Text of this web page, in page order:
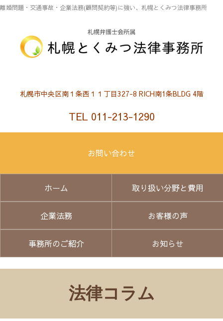
離婚問題・交通事故・企業法務(顧問契約等)に強い、札幌とくみつ法律事務所
札幌市中央区南１条西１１丁目327-8 RICH南1条BLDG 4階
TEL 011-213-1290
お問い合わせ
ホーム 取り扱い分野と費用
企業法務 お客様の声
事務所のご紹介 お知らせ
法律コラム